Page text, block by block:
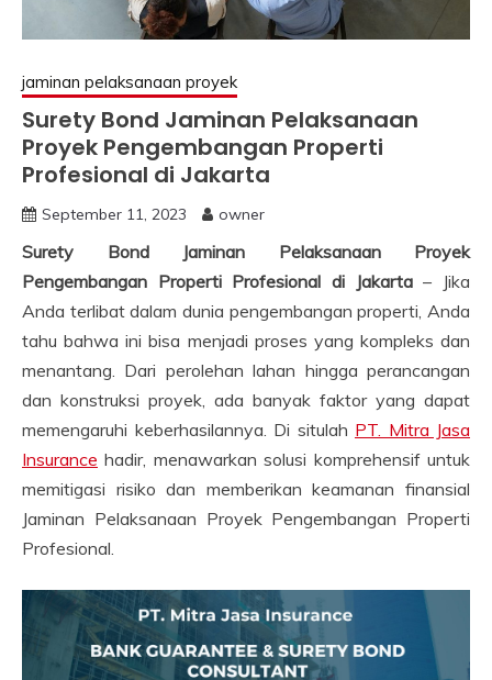
jaminan pelaksanaan proyek
Surety Bond Jaminan Pelaksanaan
Proyek Pengembangan Properti
Profesional di Jakarta
September 11, 2023 owner
Surety Bond Jaminan Pelaksanaan Proyek
Pengembangan Properti Profesional di Jakarta– Jika
Anda terlibat dalam dunia pengembangan properti, Anda
tahu bahwa ini bisa menjadi proses yang kompleks dan
menantang. Dari perolehan lahan hingga perancangan
dan konstruksi proyek, ada banyak faktor yang dapat
memengaruhi keberhasilannya. Di situlah PT. Mitra Jasa
Insurance hadir, menawarkan solusi komprehensif untuk
memitigasi risiko dan memberikan keamanan finansial
Jaminan Pelaksanaan Proyek Pengembangan Properti
Profesional.